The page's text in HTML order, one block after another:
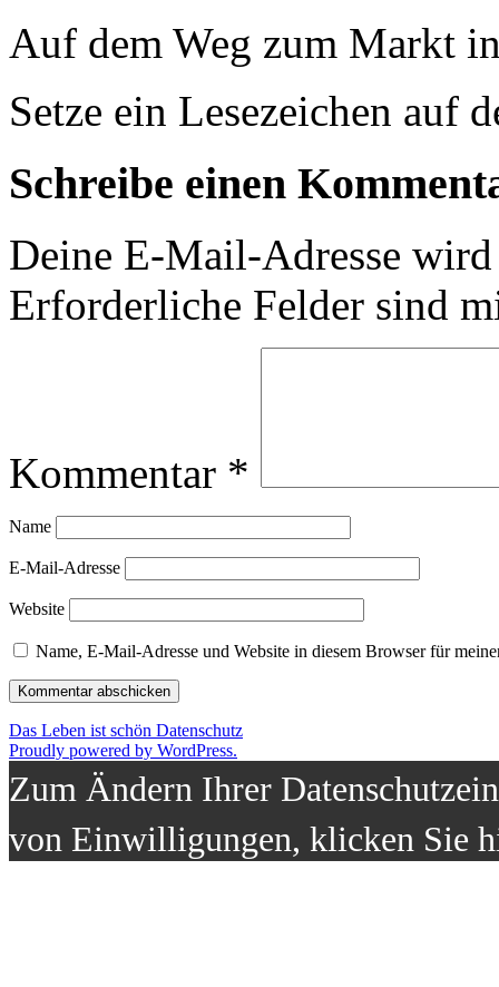
Auf dem Weg zum Markt
Setze ein Lesezeichen auf
Schreibe einen
Deine E-Mail-Adresse
Erforderliche Felder sind
Kommentar *
Name
E-Mail-Adresse
Website
Name, E-Mail-Adresse und Website in diesem Browser für
Das Leben ist schön Datenschutz
Proudly powered by WordPress.
Zum Ändern Ihrer
von Einwilligungen, klicken Sie